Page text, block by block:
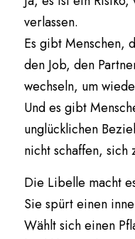
verlassen.
Es gibt Menschen,
den Job, den
wechseln, um
Und es gibt
unglücklichen
nicht schaffen, sich
Die Libelle macht
Sie spürt einen
Wählt sich einen